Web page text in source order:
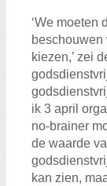
Zoeken:
‘We moeten
beschouwen
kiezen,’ zei
ik 3 april
no-brainer
de waarde
kan zien,